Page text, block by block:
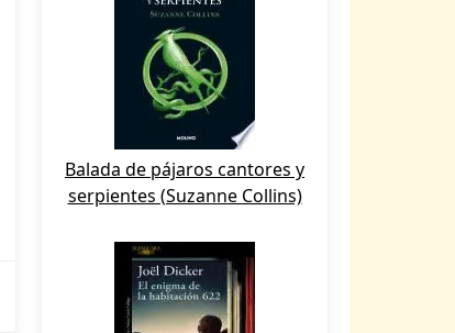
Balada de pájaros cantores y
serpientes (Suzanne Collins)